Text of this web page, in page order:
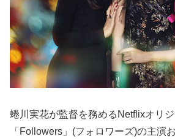
蜷川実花が監督を務めるNetflixオリ
「Followers」(フォロワーズ)の主演